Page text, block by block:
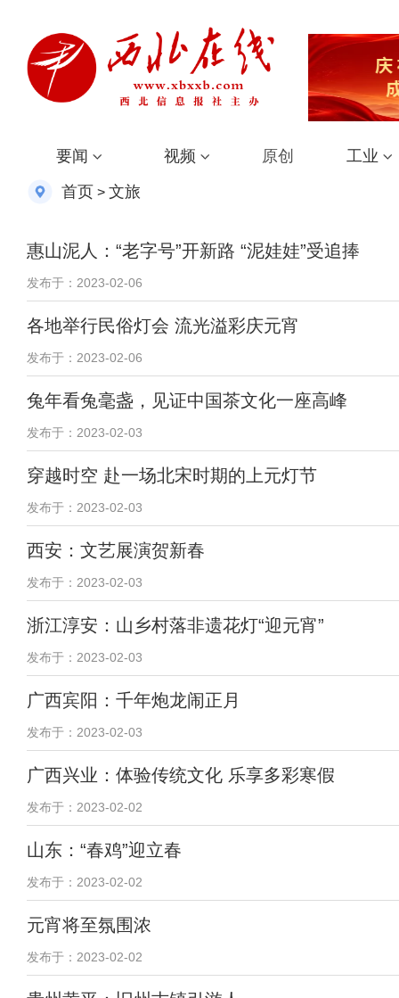
要闻 视频 原创 工业
首页 > 文旅
惠山泥人：“老字号”开新路 “泥娃娃”受追捧
发布于：2023-02-06
各地举行民俗灯会 流光溢彩庆元宵
发布于：2023-02-06
兔年看兔毫盏，见证中国茶文化一座高峰
发布于：2023-02-03
穿越时空 赴一场北宋时期的上元灯节
发布于：2023-02-03
西安：文艺展演贺新春
发布于：2023-02-03
浙江淳安：山乡村落非遗花灯“迎元宵”
发布于：2023-02-03
广西宾阳：千年炮龙闹正月
发布于：2023-02-03
广西兴业：体验传统文化 乐享多彩寒假
发布于：2023-02-02
山东：“春鸡”迎立春
发布于：2023-02-02
元宵将至氛围浓
发布于：2023-02-02